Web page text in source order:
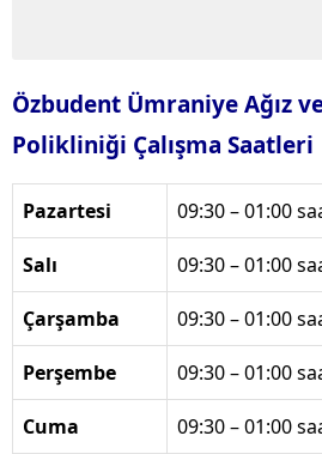
Özbudent Ümraniye Ağız ve
Polikliniği Çalışma Saatleri
Pazartesi 09:30 – 01:00
Salı 09:30 – 01:00
Çarşamba 09:30 – 01:00
Perşembe 09:30 – 01:00
Cuma 09:30 – 01:00